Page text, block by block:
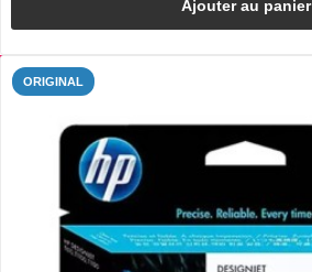
Ajouter au panier
ORIGINAL